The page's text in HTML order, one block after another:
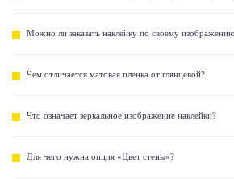
Можно ли заказать наклейку по своему
Чем отличается матовая пленка от глянцевой?
Что означает зеркальное изображение наклейки?
Для чего нужна опция «Цвет стены»?